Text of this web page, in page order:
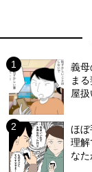
義
ま
屋扱
ほ
理
なた